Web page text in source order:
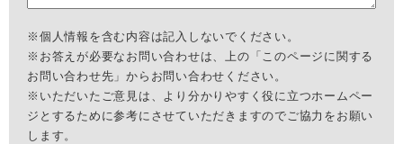
※個人情報を含む内容は記入しないでください。
※お答えが必要なお問い合わせは、上の「このページに関する
お問い合わせ先」からお問い合わせください。
※いただいたご意見は、より分かりやすく役に立つホームペー
ジとするために参考にさせていただきますのでご協力をお願い
します。